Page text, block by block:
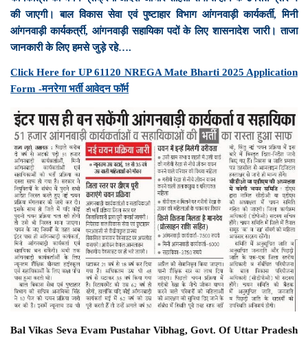
की जाएगी। बाल विकास सेवा एवं पुष्टाहार विभाग आंगनवाड़ी कार्यकर्ती, मिनी
आंगनवाड़ी कार्यकर्त्री, आंगनवाड़ी सहायिका पदों के लिए शासनादेश जारी। ताजा
जानकारी के लिए हमसे जुड़े रहे….
Click Here for UP 61120 NREGA Mate Bharti 2025 Application
Form -मनरेगा भर्ती आवेदन फॉर्म
Bal Vikas Seva Evam Pustahar Vibhag, Govt. Of Uttar Pradesh